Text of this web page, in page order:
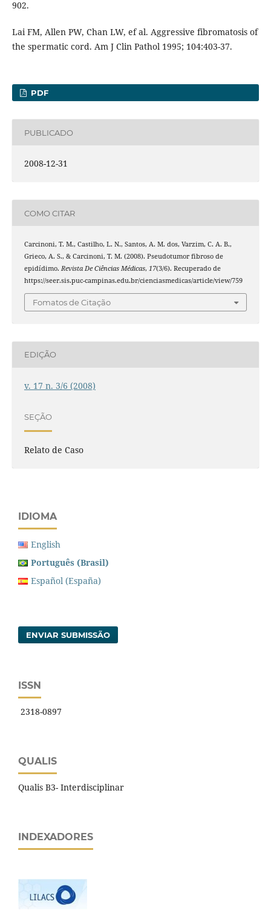
902.
Lai FM, Allen PW, Chan LW, ef al. Aggressive fibromatosis of
the spermatic cord. Am J Clin Pathol 1995; 104:403-37.
PDF
PUBLICADO
2008-12-31
COMO CITAR
Carcinoni, T. M., Castilho, L. N., Santos, A. M. dos, Varzim, C. A. B.,
Grieco, A. S., & Carcinoni, T. M. (2008). Pseudotumor fibroso de
epidídimo. Revista De Ciências Médicas, 17(3/6). Recuperado de
https://seer.sis.puc-campinas.edu.br/cienciasmedicas/article/view/759
Fomatos de Citação
EDIÇÃO
v. 17 n. 3/6 (2008)
SEÇÃO
Relato de Caso
IDIOMA
English
Português (Brasil)
Español (España)
ENVIAR SUBMISSÃO
ISSN
2318-0897
QUALIS
Qualis B3- Interdisciplinar
INDEXADORES